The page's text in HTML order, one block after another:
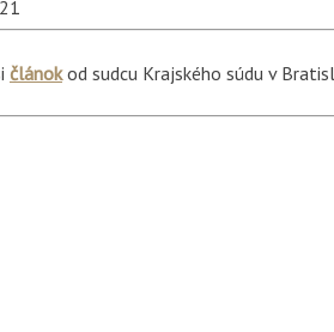
článokod sudcu Krajského súdu v